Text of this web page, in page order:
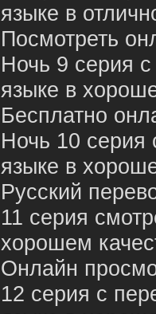
языке в
Посмотреть
Ночь 9 серия
языке в
Бесплатно
Ночь 10 серия
языке в
Русский
11 серия
хорошем
Онлайн
12 серия с